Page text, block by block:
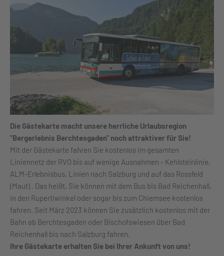
Die Gästekarte macht unsere herrliche Urlaubsregion
"Bergerlebnis Berchtesgaden" noch attraktiver für Sie!
Mit der Gästekarte fahren Sie kostenlos im gesamten
Liniennetz der RVO bis auf wenige Ausnahmen - Kehlsteinlinie,
ALM-Erlebnisbus, Linien nach Salzburg und auf das Rossfeld
(Maut) . Das heißt, Sie können mit dem Bus bis Bad Reichenhall,
in den Rupertiwinkel oder sogar bis zum Chiemsee kostenlos
fahren. Seit März 2023 können Sie zusätzlich kostenlos mit der
Bahn ab Berchtesgaden oder Bischofswiesen über Bad
Reichenhall bis nach Salzburg fahren.
Ihre Gästekarte erhalten Sie bei Ihrer Ankunft von uns!